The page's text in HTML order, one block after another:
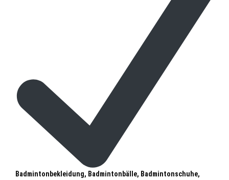
Badmintonbekleidung, Badmintonbälle, Badmintonschuhe,